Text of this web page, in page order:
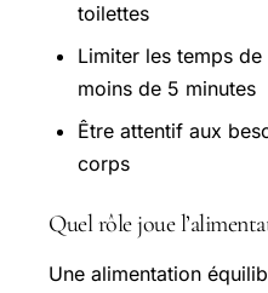
toilettes
Limiter les temps
moins de 5 minutes
Être attentif aux
corps
Quel rôle joue
Une alimentation